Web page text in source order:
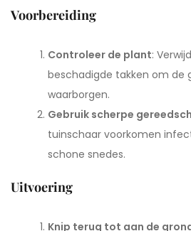
Voorbereiding
Controleer de plant:
beschadigde takken om de
waarborgen.
Gebruik scherpe
tuinschaar voorkomen
schone snedes.
Uitvoering
Knip terug tot aan de